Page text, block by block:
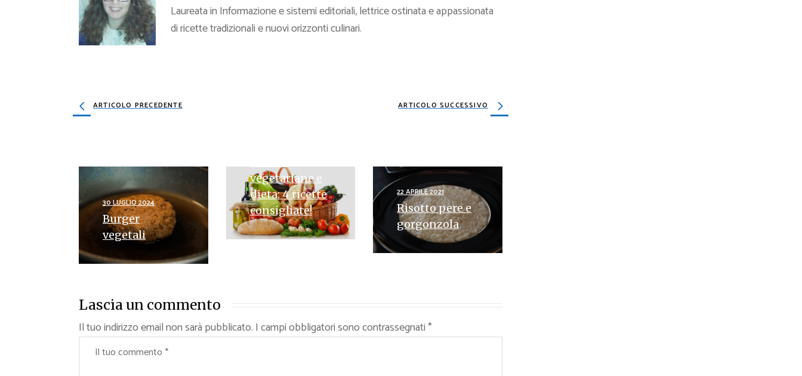
Laureata in Informazione e sistemi editoriali, lettrice ostinata e appassionata
di ricette tradizionali e nuovi orizzonti culinari.
ARTICOLO PRECEDENTE ARTICOLO SUCCESSIVO
30 LUGLIO 2024
Burger
vegetali
vegetariane e
dieta: 4 ricette
consigliate!
22 APRILE 2021
Risotto pere e
gorgonzola
Lascia un commento
Il tuo indirizzo email non sarà pubblicato. I campi obbligatori sono contrassegnati*